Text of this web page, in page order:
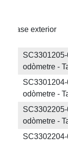
Base exterior
odòmetre -
odòmetre -
odòmetre -